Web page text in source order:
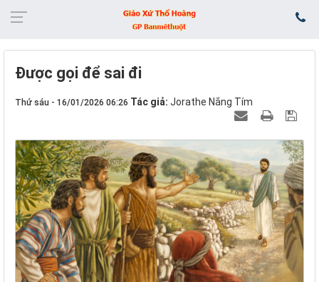
Được gọi để sai đi
Thứ sáu - 16/01/2026 06:26 Tác giả: Jorathe Nắng Tím